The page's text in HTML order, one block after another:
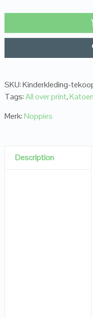
SKU:Kinderkleding-
Tags:All over print,
Merk:Noppies
Description